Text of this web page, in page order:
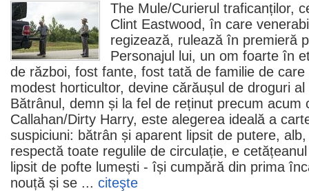
The Mule/Curierul traficanților,
Clint Eastwood, în care
regizează, rulează în premieră
Personajul lui, un om foarte în
de război, fost fante, fost tată de familie de
modest horticultor, devine cărăușul de droguri
Bătrânul, demn și la fel de reținut precum acum
Callahan/Dirty Harry, este alegerea ideală a
suspiciuni: bătrân și aparent lipsit de putere,
respectă toate regulile de circulație, e
lipsit de pofte lumești - își cumpără din prima
nouță și se ... citeşte